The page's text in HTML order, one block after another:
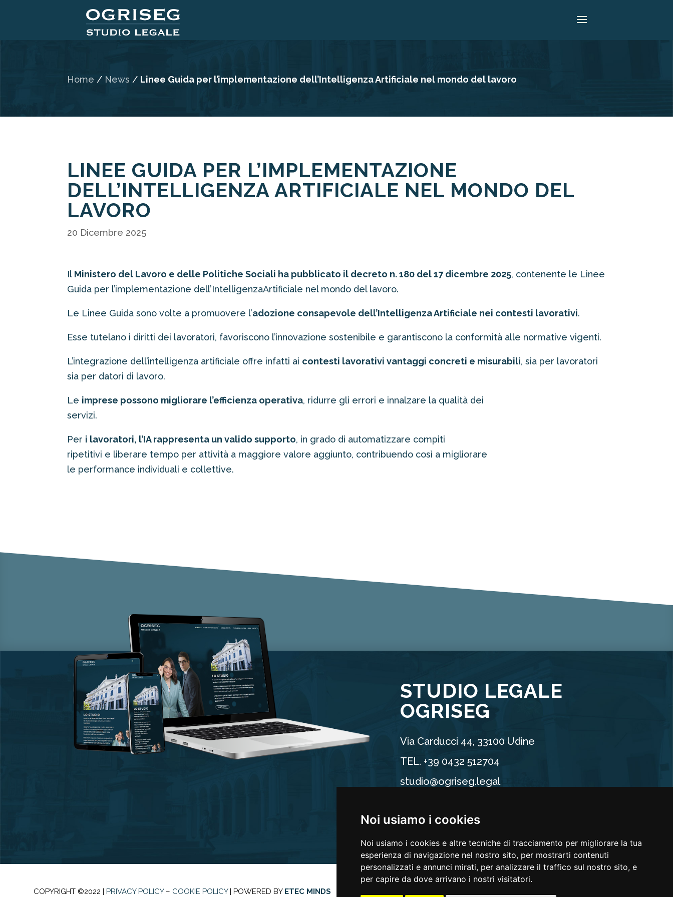
Noi usiamo i cookies
Noi usiamo i cookies e altre tecniche di tracciamento per migliorare la tua
esperienza di navigazione nel nostro sito, per mostrarti contenuti
personalizzati e annunci mirati, per analizzare il traffico sul nostro sito, e
per capire da dove arrivano i nostri visitatori.
Home / News / Linee Guida per l’implementazione dell’Intelligenza Artificiale nel mondo del lavoro
LINEE GUIDA PER L’IMPLEMENTAZIONE
DELL’INTELLIGENZA ARTIFICIALE NEL MONDO DEL
LAVORO
20 Dicembre 2025
Il Ministero del Lavoro e delle Politiche Sociali ha pubblicato il decreto n. 180 del 17 dicembre 2025, contenente le Linee
Guida per l’implementazione dell’IntelligenzaArtificiale nel mondo del lavoro.
Le Linee Guida sono volte a promuovere l’adozione consapevole dell’Intelligenza Artificiale nei contesti lavorativi.
Esse tutelano i diritti dei lavoratori, favoriscono l’innovazione sostenibile e garantiscono la conformità alle normative vigenti.
L’integrazione dell’intelligenza artificiale offre infatti ai contesti lavorativi vantaggi concreti e misurabili, sia per lavoratori
sia per datori di lavoro.
Le imprese possono migliorare l’efficienza operativa, ridurre gli errori e innalzare la qualità dei
servizi.
Per i lavoratori, l’IA rappresenta un valido supporto, in grado di automatizzare compiti
ripetitivi e liberare tempo per attività a maggiore valore aggiunto, contribuendo così a migliorare
le performance individuali e collettive.
STUDIO LEGALE
OGRISEG
Via Carducci 44, 33100 Udine
TEL. +39 0432 512704
studio@ogriseg.legal
COPYRIGHT ©2022 | PRIVACY POLICY– COOKIE POLICY| POWERED BY ETEC MINDS